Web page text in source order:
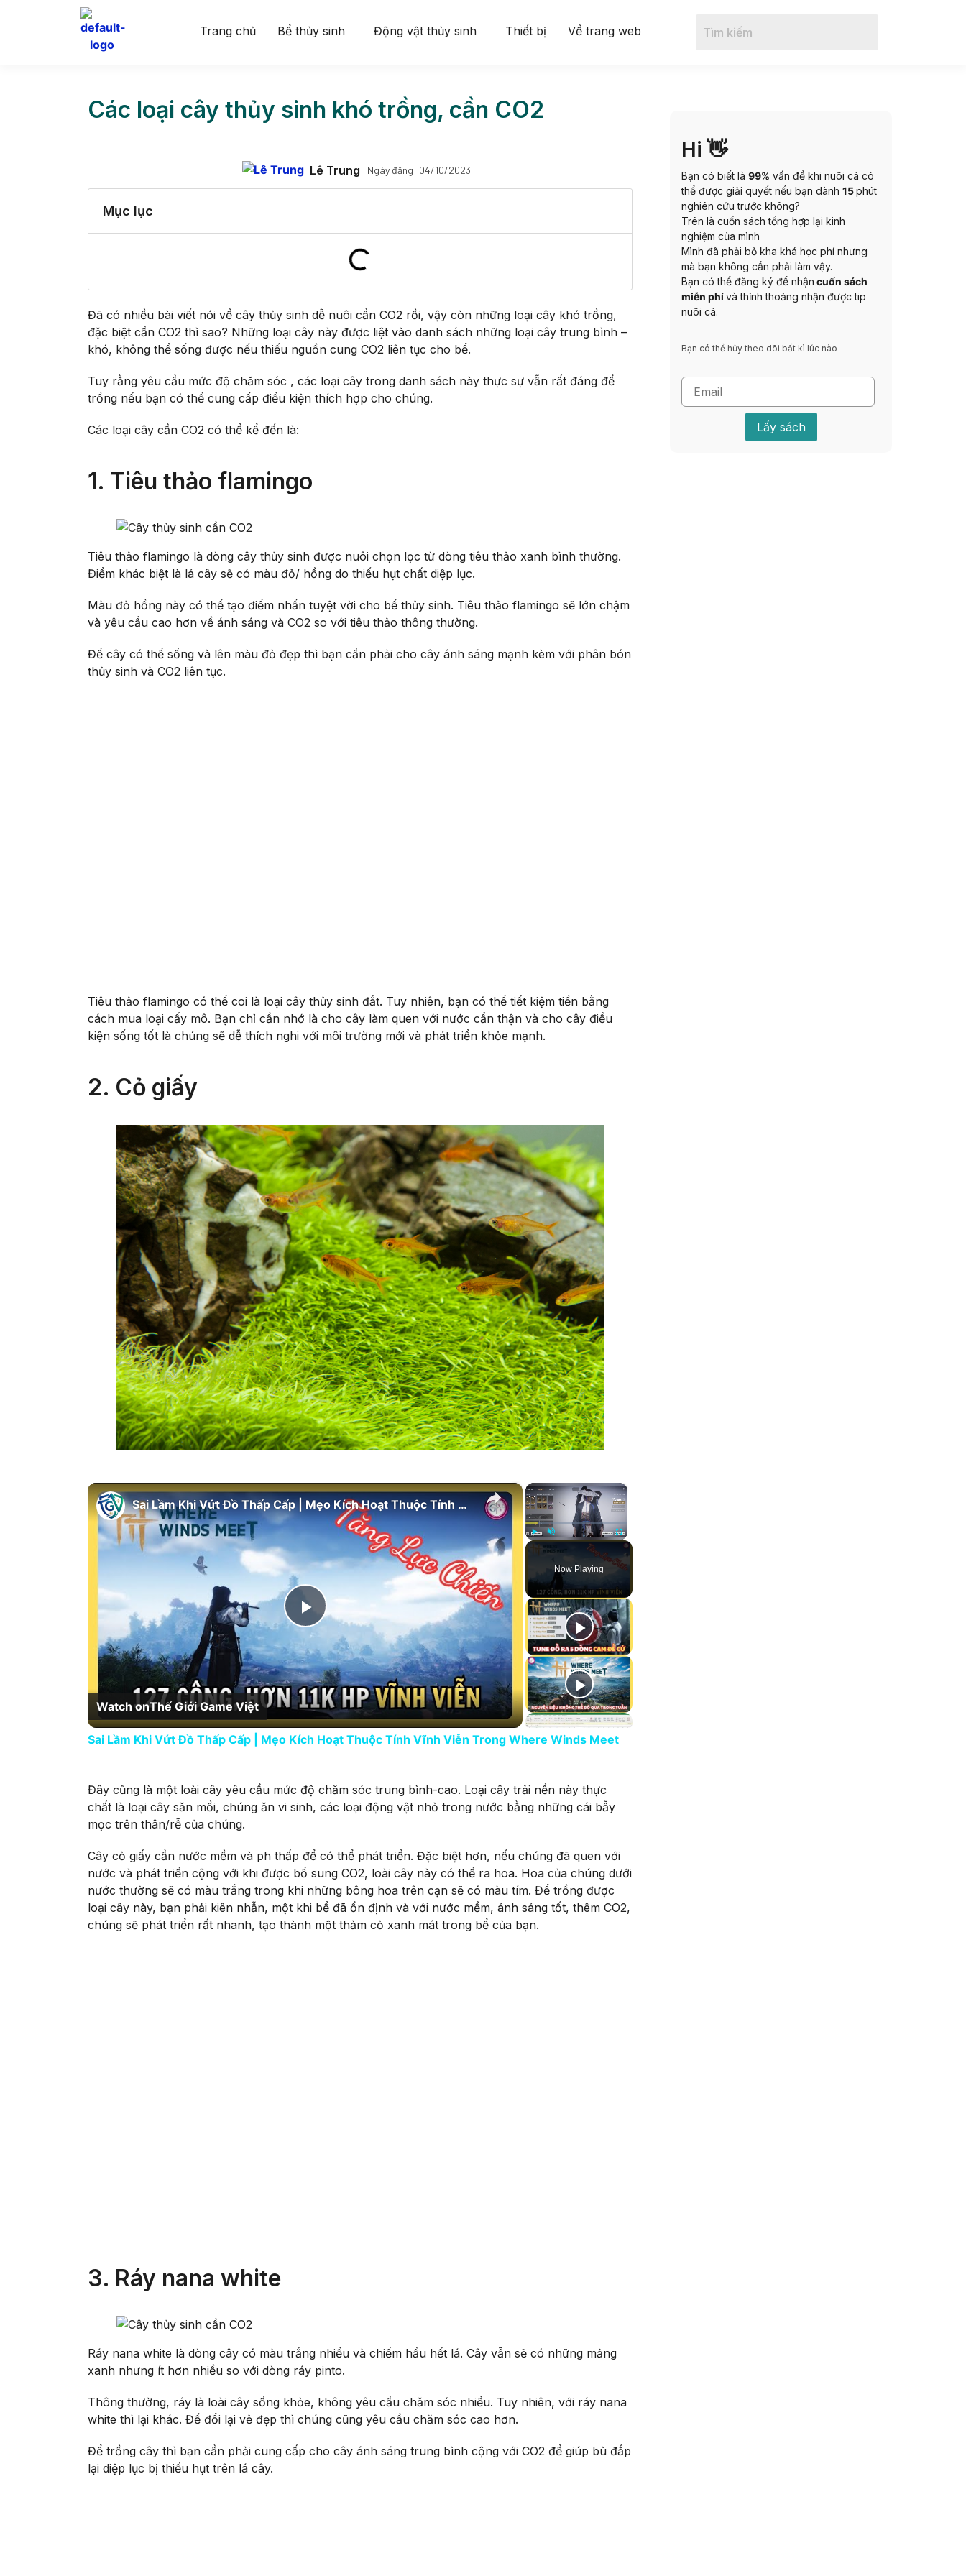
Trang chủ Bể thủy sinh Động vật thủy sinh Thiết bị Về trang web
Các loại cây thủy sinh khó trồng, cần CO2
Lê Trung Ngày đăng: 04/10/2023
Mục lục
Đã có nhiều bài viết nói về cây thủy sinh dễ nuôi cần CO2 rồi, vậy còn những loại cây khó trồng,
đặc biệt cần CO2 thì sao? Những loại cây này được liệt vào danh sách những loại cây trung bình –
khó, không thể sống được nếu thiếu nguồn cung CO2 liên tục cho bể.
Tuy rằng yêu cầu mức độ chăm sóc , các loại cây trong danh sách này thực sự vẫn rất đáng để
trồng nếu bạn có thể cung cấp điều kiện thích hợp cho chúng.
Các loại cây cần CO2 có thể kể đến là:
1. Tiêu thảo flamingo
Tiêu thảo flamingo là dòng cây thủy sinh được nuôi chọn lọc từ dòng tiêu thảo xanh bình thường.
Điểm khác biệt là lá cây sẽ có màu đỏ/ hồng do thiếu hụt chất diệp lục.
Màu đỏ hồng này có thể tạo điểm nhấn tuyệt vời cho bể thủy sinh. Tiêu thảo flamingo sẽ lớn chậm
và yêu cầu cao hơn về ánh sáng và CO2 so với tiêu thảo thông thường.
Để cây có thể sống và lên màu đỏ đẹp thì bạn cần phải cho cây ánh sáng mạnh kèm với phân bón
thủy sinh và CO2 liên tục.
Tiêu thảo flamingo có thể coi là loại cây thủy sinh đắt. Tuy nhiên, bạn có thể tiết kiệm tiền bằng
cách mua loại cấy mô. Bạn chỉ cần nhớ là cho cây làm quen với nước cẩn thận và cho cây điều
kiện sống tốt là chúng sẽ dễ thích nghi với môi trường mới và phát triển khỏe mạnh.
2. Cỏ giấy
×
Play Fullscreen
Now Playing
×
Play Video
Sai Lầm Khi Vứt Đồ Thấp Cấp | Mẹo Kích Hoạt Thuộc Tính Vĩnh Viễn Trong Where Winds Meet
Watch onThế Giới Game Việt
Sai Lầm Khi Vứt Đồ Thấp Cấp | Mẹo Kích Hoạt Thuộc Tính Vĩnh Viễn Trong Where Winds Meet
Đây cũng là một loài cây yêu cầu mức độ chăm sóc trung bình-cao. Loại cây trải nền này thực
chất là loại cây săn mồi, chúng ăn vi sinh, các loại động vật nhỏ trong nước bằng những cái bẫy
mọc trên thân/rễ của chúng.
Cây cỏ giấy cần nước mềm và ph thấp để có thể phát triển. Đặc biệt hơn, nếu chúng đã quen với
nước và phát triển cộng với khi được bổ sung CO2, loài cây này có thể ra hoa. Hoa của chúng dưới
nước thường sẽ có màu trắng trong khi những bông hoa trên cạn sẽ có màu tím. Để trồng được
loại cây này, bạn phải kiên nhẫn, một khi bể đã ổn định và với nước mềm, ánh sáng tốt, thêm CO2,
chúng sẽ phát triển rất nhanh, tạo thành một thảm cỏ xanh mát trong bể của bạn.
3. Ráy nana white
Ráy nana white là dòng cây có màu trắng nhiều và chiếm hầu hết lá. Cây vẫn sẽ có những mảng
xanh nhưng ít hơn nhiều so với dòng ráy pinto.
Thông thường, ráy là loài cây sống khỏe, không yêu cầu chăm sóc nhiều. Tuy nhiên, với ráy nana
white thì lại khác. Để đổi lại vẻ đẹp thì chúng cũng yêu cầu chăm sóc cao hơn.
Để trồng cây thì bạn cần phải cung cấp cho cây ánh sáng trung bình cộng với CO2 để giúp bù đắp
lại diệp lục bị thiếu hụt trên lá cây.
Hi 👋
Bạn có biết là99% vấn đề khi nuôi cá có
thể được giải quyết nếu bạn dành15phút
nghiên cứu trước không?
Trên là cuốn sách tổng hợp lại kinh
nghiệm của mình
Mình đã phải bỏ kha khá học phí nhưng
mà bạn không cần phải làm vậy.
Bạn có thể đăng ký để nhận cuốn sách
miễn phívà thỉnh thoảng nhận được tip
nuôi cá.
Bạn có thể hủy theo dõi bất kì lúc nào
Lấy sách